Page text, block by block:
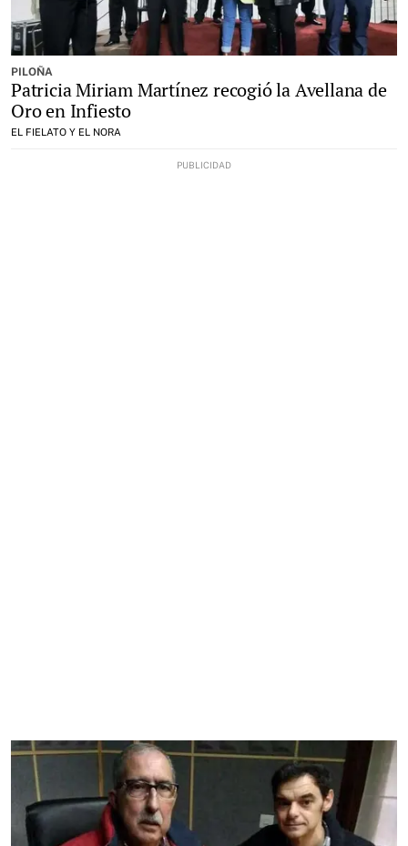
PILOÑA
Patricia Miriam Martínez recogió la Avellana de
Oro en Infiesto
EL FIELATO Y EL NORA